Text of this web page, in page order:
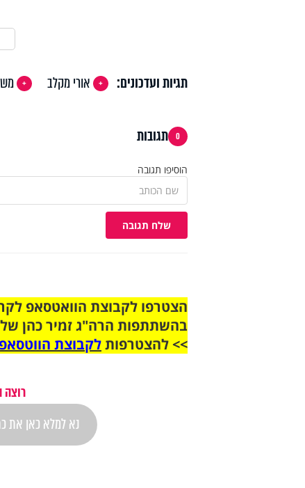
תגיות ועדכונים: אורי מקלב
0 תגובות
הוסיפו תגובה
שלח תגובה
בהשתתפות הרה"ג זמיר כהן
>> להצטרפותלקבוצת
רוצה